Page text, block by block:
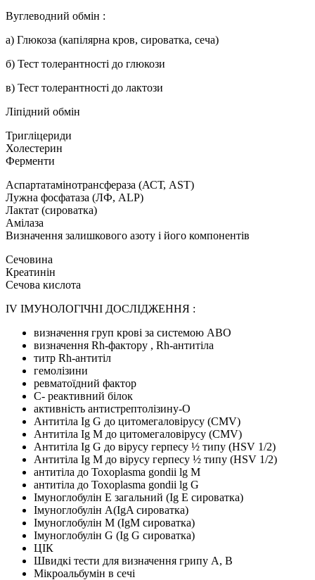
Вуглеводний обмін :
а) Глюкоза (капілярна кров, сироватка, сеча)
б) Тест толерантності до глюкози
в) Тест толерантності до лактози
Ліпідний обмін
Тригліцериди
Холестерин
Ферменти
Аспартатамінотрансфераза (АСТ, AST)
Лужна фосфатаза (ЛФ, ALP)
Лактат (сироватка)
Амілаза
Визначення залишкового азоту і його компонентів
Сечовина
Креатинін
Сечова кислота
ІV ІМУНОЛОГІЧНІ ДОСЛІДЖЕННЯ :
визначення груп крові за системою АВО
визначення Rh-фактору , Rh-антитіла
титр Rh-антитіл
гемолізини
ревматоїдний фактор
С- реактивний білок
активність антистрептолізину-О
Антитіла Ig G до цитомегаловірусу (CMV)
Антитіла Ig М до цитомегаловірусу (CMV)
Антитіла Ig G до вірусу герпесу ½ типу (HSV 1/2)
Антитіла Ig M до вірусу герпесу ½ типу (HSV 1/2)
антитіла до Toxoplasma gondii lg М
антитіла до Toxoplasma gondii lg G
Імуноглобулін Е загальний (Ig Е сироватка)
Імуноглобулін А(IgA сироватка)
Імуноглобулін М (IgМ сироватка)
Імуноглобулін G (Ig G сироватка)
ЦІК
Швидкі тести для визначення грипу А, В
Мікроальбумін в сечі